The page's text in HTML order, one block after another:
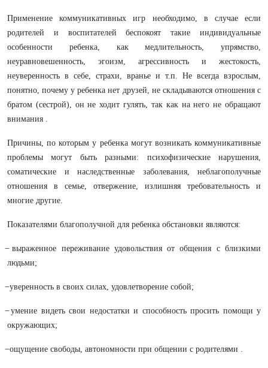
Применение коммуникативных игр необходимо, в случае если
родителей и воспитателей беспокоят такие индивидуальные
особенности ребенка, как медлительность, упрямство,
неуравновешенность, эгоизм, агрессивность и жестокость,
неуверенность в себе, страхи, вранье и т.п. Не всегда взрослым,
понятно, почему у ребенка нет друзей, не складываются отношения с
братом (сестрой), он не ходит гулять, так как на него не обращают
внимания .
Причины, по которым у ребенка могут возникать коммуникативные
проблемы могут быть разными: психофизические нарушения,
соматические и наследственные заболевания, неблагополучные
отношения в семье, отвержение, излишняя требовательность и
многие другие.
Показателями благополучной для ребенка обстановки являются:
̶ выраженное переживание удовольствия от общения с близкими
людьми;
̶ уверенность в своих силах, удовлетворение собой;
̶ умение видеть свои недостатки и способность просить помощи у
окружающих;
̶ ощущение свободы, автономности при общении с родителями .